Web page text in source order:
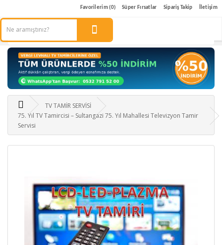
Favorilerim (0) Süper Fırsatlar Sipariş Takip İletişim
TV TAMİR SERVİSİ
75. Yıl TV Tamircisi – Sultangazi 75. Yıl Mahallesi Televizyon Tamir
Servisi